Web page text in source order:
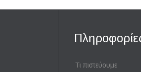
Τι πιστεύουμε